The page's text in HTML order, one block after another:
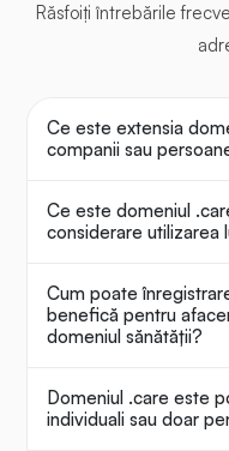
Răsfoiți întrebările
Ce este extensia
companii sau
Ce este domeniul
considerare utilizarea
Cum poate
benefică pentru
domeniul sănătății?
Domeniul .care este
individuali sau doar